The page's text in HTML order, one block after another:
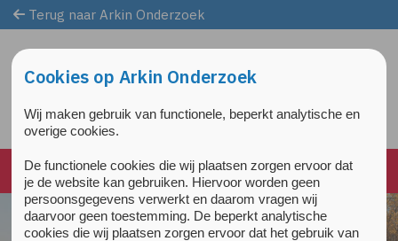
Terug naar Arkin Onderzoek
Cookies op Arkin Onderzoek
Wij maken gebruik van functionele, beperkt analytische en
overige cookies.
De functionele cookies die wij plaatsen zorgen ervoor dat
je de website kan gebruiken. Hiervoor worden geen
persoonsgegevens verwerkt en daarom vragen wij
daarvoor geen toestemming. De beperkt analytische
cookies die wij plaatsen zorgen ervoor dat het gebruik van